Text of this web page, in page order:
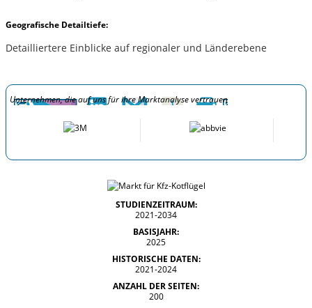
Geografische Detailtiefe:
Detailliertere Einblicke auf regionaler und Länderebene
Unternehmen, die auf uns für ihre Marktanalyse vertrauen
STUDIENZEITRAUM:
2021-2034
BASISJAHR:
2025
HISTORISCHE DATEN:
2021-2024
ANZAHL DER SEITEN:
200